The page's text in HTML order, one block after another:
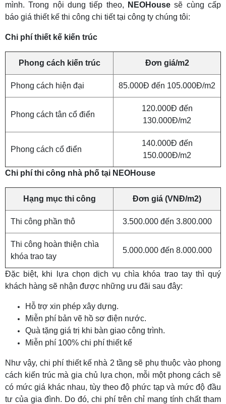
mình. Trong nội dung tiếp theo,
NEOHouse sẽ cùng cấp
báo giá thiết kế thi công chi tiết tại công ty chúng tôi:
Chi phí thiết kế kiến trúc
Phong cách kiến trúc Đơn giá/m2
Phong cách hiện đại 85.000Đ đến 105.000Đ/m2
Phong cách tân cổ điển
120.000Đ đến
130.000Đ/m2
Phong cách cổ điển
140.000Đ đến
150.000Đ/m2
Chi phí thi công nhà phố tại NEOHouse
Hạng mục thi công Đơn giá (VNĐ/m2)
Thi công phần thô 3.500.000 đến 3.800.000
Thi công hoàn thiện chìa
khóa trao tay
5.000.000 đến 8.000.000
Đặc biệt, khi lựa chọn dịch vụ chìa khóa trao tay thì quý
khách hàng sẽ nhận được những ưu đãi sau đây:
Hỗ trợ xin phép xây dựng.
Miễn phí bản vẽ hồ sơ điện nước.
Quà tặng giá trị khi bàn giao công trình.
Miễn phí 100% chi phí thiết kế
Như vậy, chi phí thiết kế nhà 2 tầng sẽ phụ thuộc vào phong
cách kiến trúc mà gia chủ lựa chọn, mỗi một phong cách sẽ
có mức giá khác nhau, tùy theo độ phức tạp và mức độ đầu
tư của gia đình. Do đó, chi phí trên chỉ mang tính chất tham